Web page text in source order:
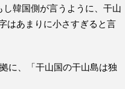
韓国側が言うように、干山
はあまりに小さすぎると言
に、「干山国の干山島は独